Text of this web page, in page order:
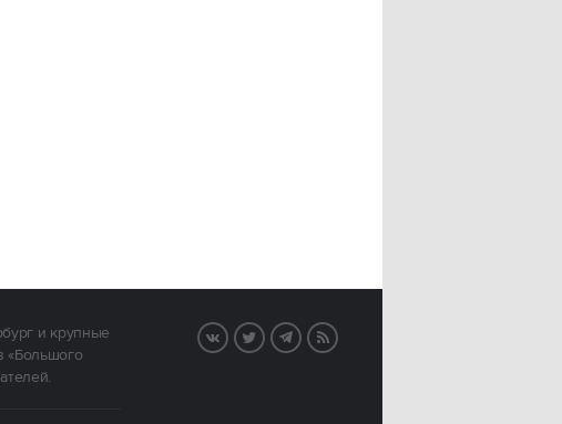
и крупные
«Большого
VK TwitterTelegram
RSS